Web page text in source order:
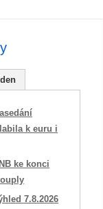
k euru i
ke konci
7.8.2026